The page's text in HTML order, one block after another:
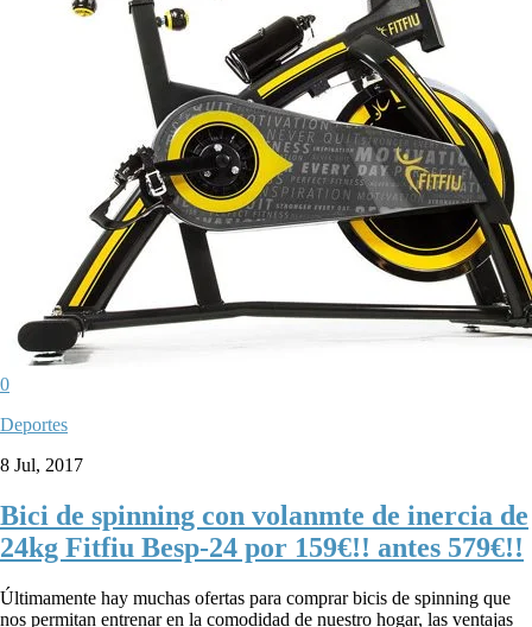
0
Deportes
8 Jul, 2017
Bici de spinning con volanmte de inercia de
24kg Fitfiu Besp-24 por 159€!! antes 579€!!
Últimamente hay muchas ofertas para comprar bicis de spinning que
nos permitan entrenar en la comodidad de nuestro hogar, las ventajas